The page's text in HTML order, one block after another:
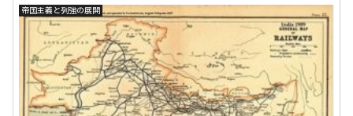
帝国主義と列強の展開